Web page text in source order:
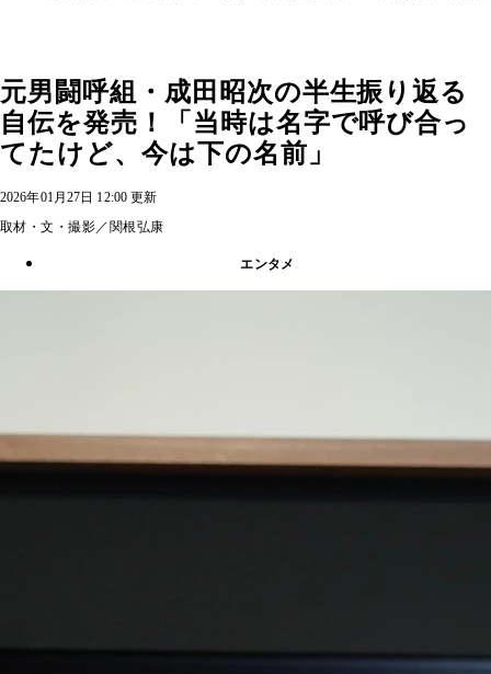
元男闘呼組・成田昭次の半生振り返る
自伝を発売！「当時は名字で呼び合っ
てたけど、今は下の名前」
2026年01月27日 12:00 更新
取材・文・撮影／関根弘康
エンタメ